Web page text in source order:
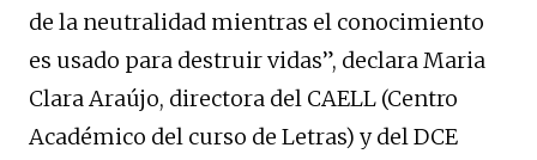
de la neutralidad mientras el conocimiento
es usado para destruir vidas”, declara Maria
Clara Araújo, directora del CAELL (Centro
Académico del curso de Letras) y del DCE